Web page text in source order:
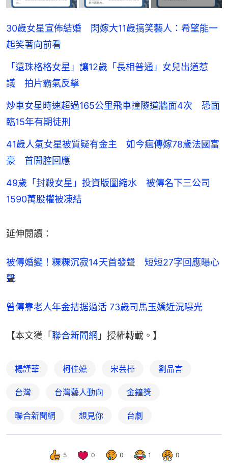
30歲女星宣佈結婚 閃嫁大11歲搞笑藝人：希望能一
起笑著向前看
「還珠格格女星」讓12歲「長相普通」女兒出道惹
議 拍片霸氣反擊
炒車女星時速超過165公里飛車撞隧道牆面4次 恐面
臨15年有期徒刑
41歲人氣女星被質疑有金主 如今瘋傳嫁78歲法國富
豪 首開腔回應
49歲「封殺女星」投資版圖縮水 被傳名下三公司
1590萬股權被凍結
延伸閱讀：
被傳婚變！粿粿沉寂14天首發聲　短短27字回應曝心
聲
曾傳靠老人年金拮据過活 73歲司馬玉嬌近況曝光
【本文獲「聯合新聞網 」授權轉載。】
楊謹華 柯佳嬿 宋芸樺 劉品言
台灣 台灣藝人動向 金鐘獎
聯合新聞網 想見你 台劇
5 0 0 1 0